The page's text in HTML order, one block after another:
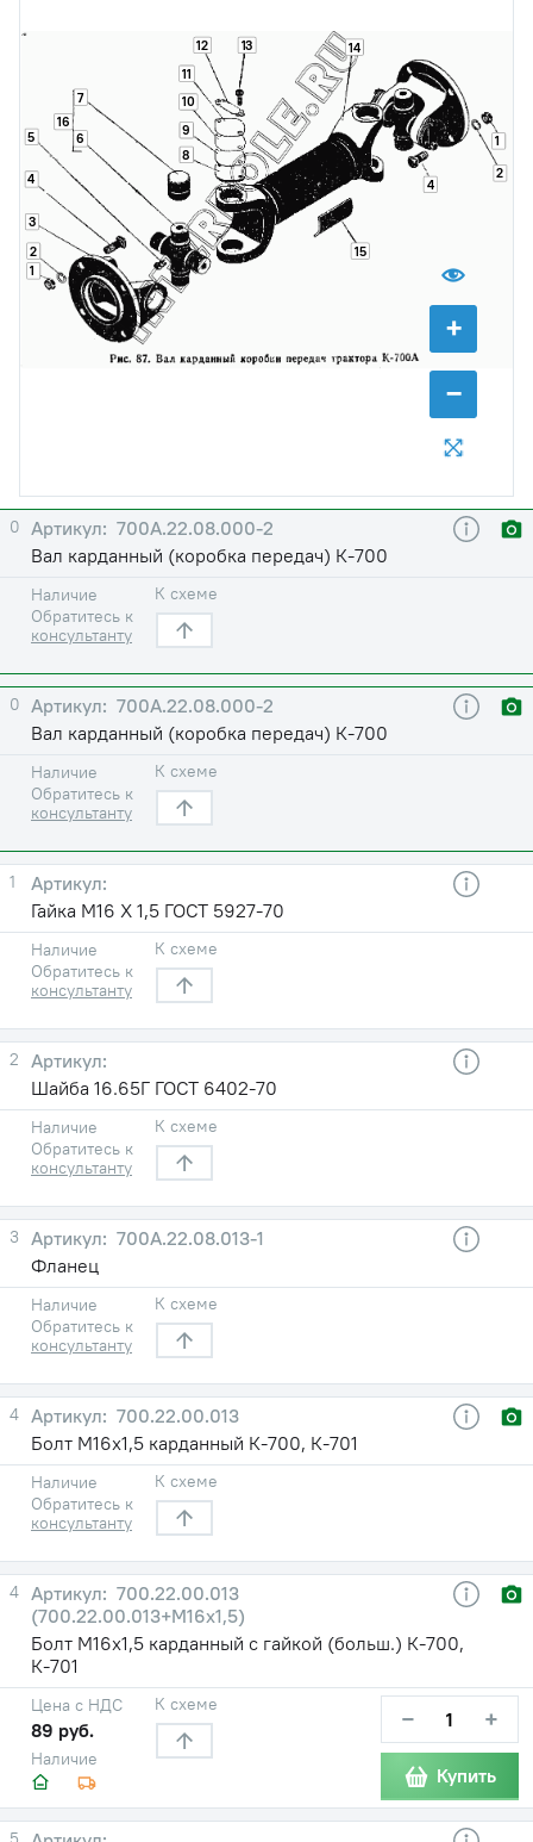
+
−
1
1
2
2
3
4 4
5 6
7
8
9
10
11
12 13 14
15
16
0
700А.22.08.000-2
Вал карданный (коробка передач) К-700
Наличие
Обратитесь к
консультанту
К схеме
0
700А.22.08.000-2
Вал карданный (коробка передач) К-700
Наличие
Обратитесь к
консультанту
К схеме
1
Гайка М16 X 1,5 ГОСТ 5927-70
Наличие
Обратитесь к
консультанту
К схеме
2
Шайба 16.65Г ГОСТ 6402-70
Наличие
Обратитесь к
консультанту
К схеме
3
700А.22.08.013-1
Фланец
Наличие
Обратитесь к
консультанту
К схеме
4
700.22.00.013
Болт М16х1,5 карданный К-700, К-701
Наличие
Обратитесь к
консультанту
К схеме
4
700.22.00.013
(700.22.00.013+М16х1,5)
Болт М16х1,5 карданный с гайкой (больш.) К-700,
К-701
Наличие
Цена с НДС
89 руб.
К схеме − +
Купить